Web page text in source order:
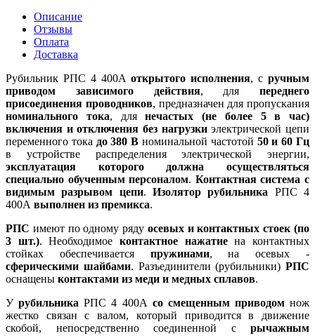
Описание
Отзывы
Оплата
Доставка
Рубильник РПС 4 400А открытого исполнения, сручным
приводом зависимого действия, для переднего
присоединения проводников, предназначен для пропускания
номинального тока, длянечастых (не более 5 в час)
включения и отключения без нагрузкиэлектрической цепи
переменного тока до 380 В номинальной частотой 50 и 60 Гц
в устройстве распределения электрической энергии,
эксплуатация которого должна осуществляться
специально обученным персоналом. Контактная система с
видимым разрывом цепи.Изолятор рубильника РПС 4
400А выполнен из премикса.
РПС имеют по одному ряду осевых и контактных стоек (по
3 шт.). Необходимоеконтактное нажатиена контактных
стойках обеспечивается пружинами, на осевых -
сферическими шайбами. Разъединители (рубильники) РПС
оснащены контактами из меди и медных сплавов.
УрубильникаРПС 4 400А со смещенным приводомнож
жестко связан с валом, который приводится в движение
скобой, непосредственно соединенной с рычажным